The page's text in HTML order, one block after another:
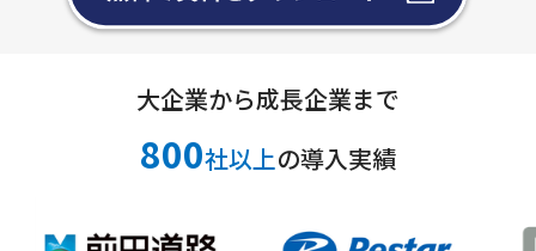
大企業から成長企業まで
800社以上の導入実績